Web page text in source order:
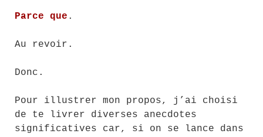
Parce que .
Au revoir.
Donc.
Pour illustrer mon propos, j’ai choisi
de te livrer diverses anecdotes
significatives car, si on se lance dans